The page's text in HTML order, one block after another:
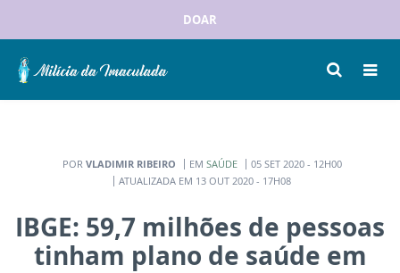
DOAR
POR VLADIMIR RIBEIRO EM SAÚDE
05 SET 2020 - 12H00
ATUALIZADA EM 13 OUT 2020 - 17H08
IBGE: 59,7 milhões de pessoas
tinham plano de saúde em